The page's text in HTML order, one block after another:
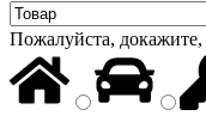
Пожалуйста,